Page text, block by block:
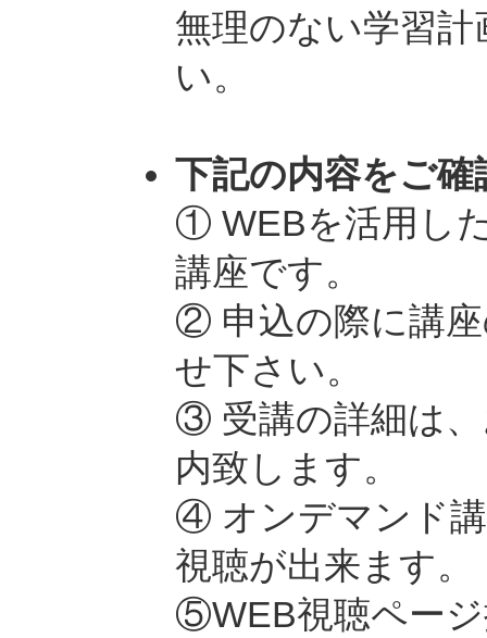
無理のない学習
い。
下記の内容をご
① WEBを活用し
講座です。
② 申込の際に講
せ下さい。
③ 受講の詳細は
内致します。
④ オンデマンド
視聴が出来ます。
⑤WEB視聴ペー